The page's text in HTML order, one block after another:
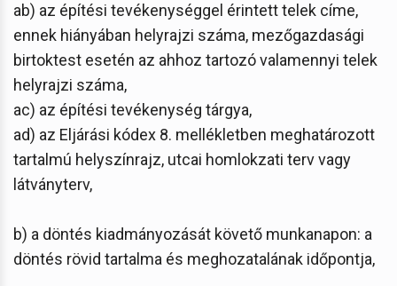
ab) az építési tevékenységgel érintett telek címe,
ennek hiányában helyrajzi száma, mezőgazdasági
birtoktest esetén az ahhoz tartozó valamennyi telek
helyrajzi száma,
ac) az építési tevékenység tárgya,
ad) az Eljárási kódex 8. mellékletben meghatározott
tartalmú helyszínrajz, utcai homlokzati terv vagy
látványterv,
b) a döntés kiadmányozását követő munkanapon: a
döntés rövid tartalma és meghozatalának időpontja,